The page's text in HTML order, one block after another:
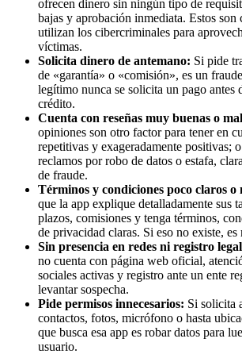
ofrecen dinero sin ningún tipo de
bajas y aprobación inmediata. Estos son
utilizan los cibercriminales para
víctimas.
Solicita dinero de antemano: Si pide
de «garantía» o «comisión», es un
legítimo nunca se solicita un pago antes
crédito.
Cuenta con reseñas muy buenas o
opiniones son otro factor para tener en
repetitivas y exageradamente positivas;
reclamos por robo de datos o estafa,
de fraude.
Términos y condiciones poco claros o
que la app explique detalladamente sus
plazos, comisiones y tenga términos,
de privacidad claras. Si eso no existe, es
Sin presencia en redes ni registro
no cuenta con página web oficial,
sociales activas y registro ante un ente
levantar sospecha.
Pide permisos innecesarios: Si solicita
contactos, fotos, micrófono o hasta
que busca esa app es robar datos para
usuario.